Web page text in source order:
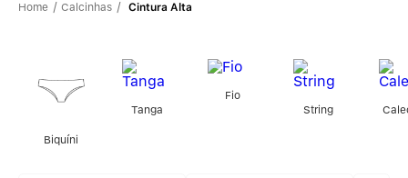
Calcinhas Cintura Alta
Biquíni
Tanga
Fio
String
TERMOS MAIS BUSCADOS
2º
3º